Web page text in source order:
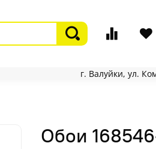
г. Валуйки, ул.
Обои